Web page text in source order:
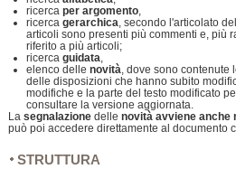
ricerca per argomento,
ricerca gerarchica, secondo l'articolato
articoli sono presenti più commenti e, più
riferito a più articoli;
ricerca guidata,
elenco delle novità, dove sono contenute
delle disposizioni che hanno subito
modifiche e la parte del testo modificato
consultare la versione aggiornata.
La segnalazione delle novità avviene anche
può poi accedere direttamente al documento
STRUTTURA